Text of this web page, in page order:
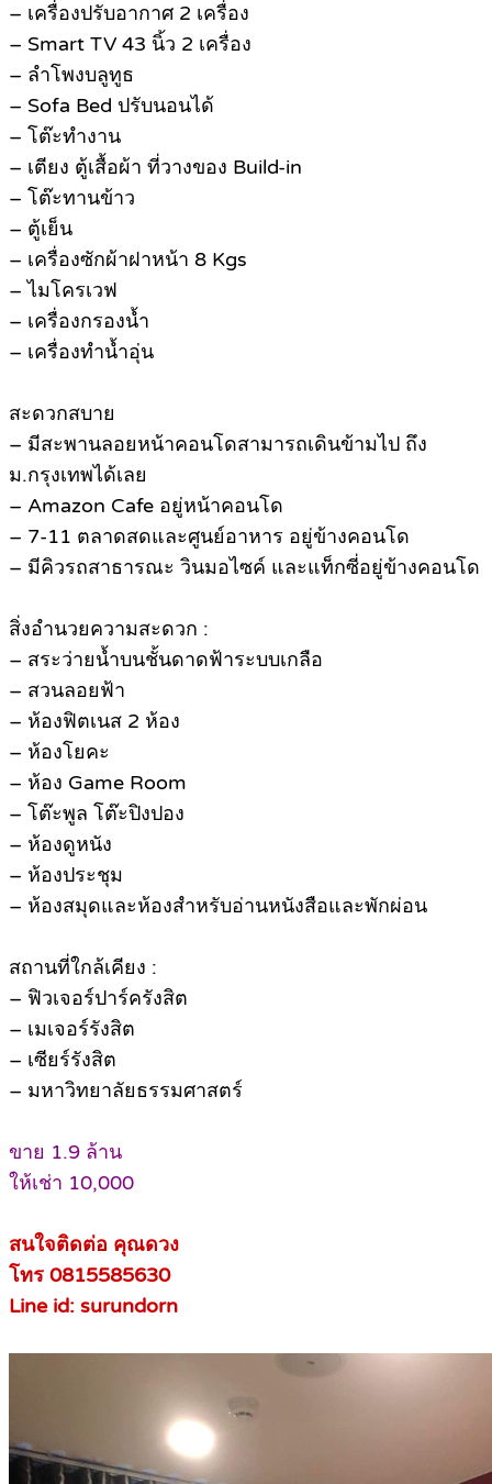
– เครื่องปรับอากาศ 2 เครื่อง
– Smart TV 43 นิ้ว 2 เครื่อง
– ลำโพงบลูทูธ
– Sofa Bed ปรับนอนได้
– โต๊ะทำงาน
– เตียง ตู้เสื้อผ้า ที่วางของ Build-in
– โต๊ะทานข้าว
– ตู้เย็น
– เครื่องซักผ้าฝาหน้า 8 Kgs
– ไมโครเวฟ
– เครื่องกรองน้ำ
– เครื่องทำน้ำอุ่น
สะดวกสบาย
– มีสะพานลอยหน้าคอนโดสามารถเดินข้ามไป ถึง
ม.กรุงเทพได้เลย
– Amazon Cafe อยู่หน้าคอนโด
– 7-11 ตลาดสดและศูนย์อาหาร อยู่ข้างคอนโด
– มีคิวรถสาธารณะ วินมอไซค์ และแท็กซี่อยู่ข้างคอนโด
สิ่งอำนวยความสะดวก :
– สระว่ายน้ำบนชั้นดาดฟ้าระบบเกลือ
– สวนลอยฟ้า
– ห้องฟิตเนส 2 ห้อง
– ห้องโยคะ
– ห้อง Game Room
– โต๊ะพูล โต๊ะปิงปอง
– ห้องดูหนัง
– ห้องประชุม
– ห้องสมุดและห้องสำหรับอ่านหนังสือและพักผ่อน
สถานที่ใกล้เคียง :
– ฟิวเจอร์ปาร์ครังสิต
– เมเจอร์รังสิต
– เซียร์รังสิต
– มหาวิทยาลัยธรรมศาสตร์
ขาย 1.9 ล้าน
ให้เช่า 10,000
สนใจติดต่อ คุณดวง
โทร 0815585630
Line id: surundorn